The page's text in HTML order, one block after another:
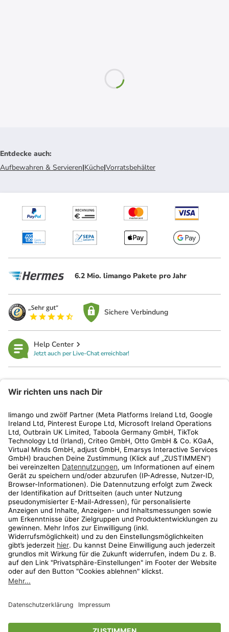
Entdecke auch:
Aufbewahren & Servieren|Küche|Vorratsbehälter
6.2 Mio. limango Pakete pro Jahr
Sichere Verbindung
Help Center
Jetzt auch per Live-Chat erreichbar!
Kundenservice
Shop
Aktionen
Travel